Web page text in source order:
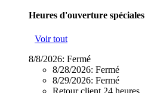
Heures d'ouverture spéciales
Voir tout
8/8/2026: Fermé
8/28/2026: Fermé
8/29/2026: Fermé
Retour client 24 heures